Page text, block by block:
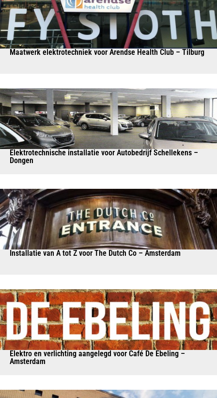
Maatwerk elektrotechniek voor Arendse Health Club – Tilburg
Elektrotechnische installatie voor Autobedrijf Schellekens –
Dongen
Installatie van A tot Z voor The Dutch Co – Amsterdam
Elektro en verlichting aangelegd voor Café De Ebeling –
Amsterdam